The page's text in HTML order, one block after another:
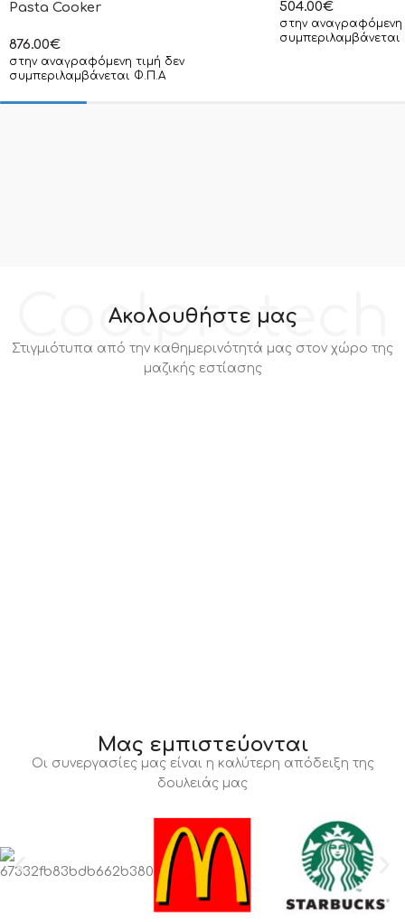
Pasta Cooker
876.00€
στην αναγραφόμενη τιμή δεν
συμπεριλαμβάνεται Φ.Π.Α
504.00€
στην αναγραφόμενη
Coolprotech
Ακολουθήστε μας
Στιγμιότυπα από την καθημερινότητά μας στον χώρο της
μαζικής εστίασης
Μας εμπιστεύονται
Οι συνεργασίες μας είναι η καλύτερη απόδειξη της
δουλειάς μας